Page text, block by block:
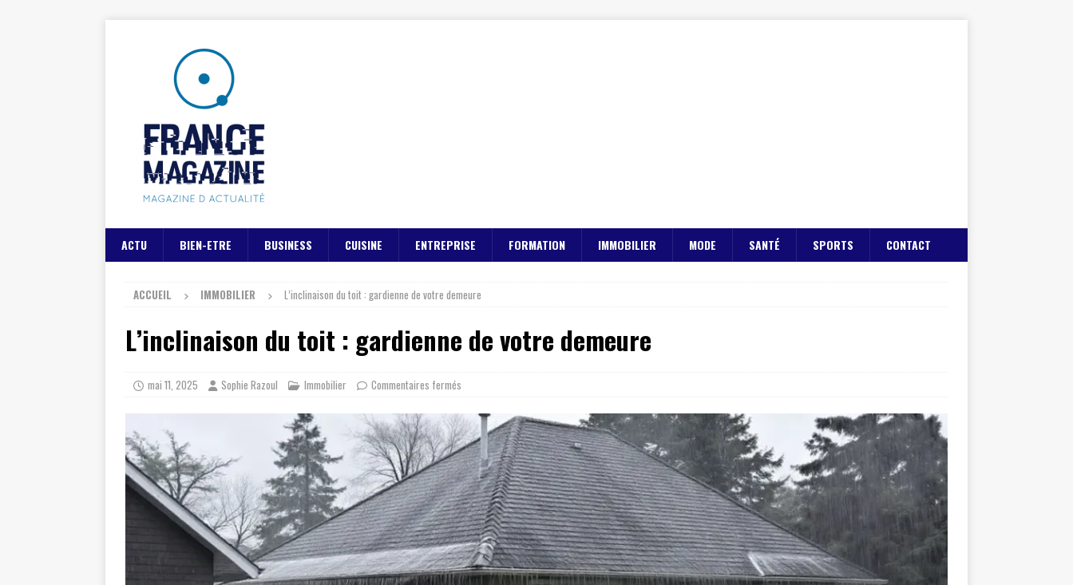
ACTU BIEN-ETRE BUSINESS CUISINE ENTREPRISE FORMATION IMMOBILIER MODE SANTÉ SPORTS CONTACT
ACCUEIL IMMOBILIER L’inclinaison du toit : gardienne de votre demeure
L’inclinaison du toit : gardienne de votre demeure
mai 11, 2025 Sophie Razoul Immobilier Commentaires fermés